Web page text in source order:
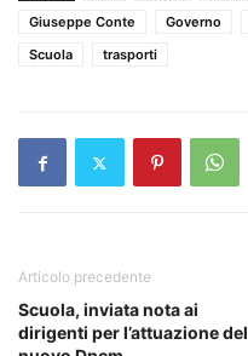
Giuseppe Conte
Governo
Scuola
trasporti
Articolo precedente
Scuola, inviata nota ai
dirigenti per l’attuazione del